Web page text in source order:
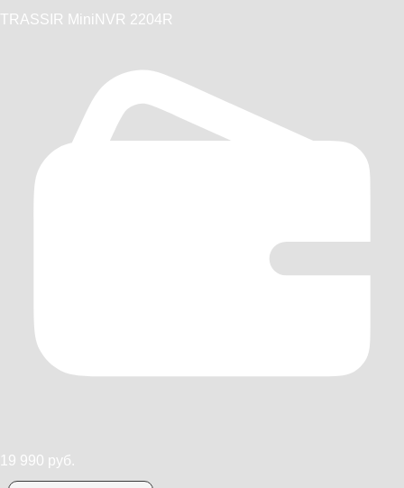
TRASSIR MiniNVR 2204R
19 990 руб.